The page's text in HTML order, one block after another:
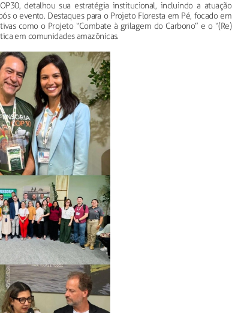
detalhou sua estratégia institucional, incluindo a atuação
o evento. Destaques para o Projeto Floresta em Pé, focado em
como o Projeto “Combate à grilagem do Carbono” e o “(Re)
em comunidades amazônicas.